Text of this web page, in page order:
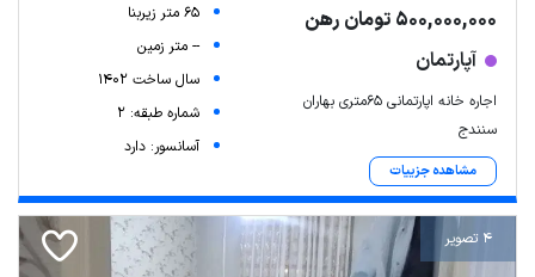
500,000,000 تومان رهن
آپارتمان
اجاره خانه اپارتمانی ۶۵متری بهاران
سنندج
مشاهده جزییات
65 متر زیربنا
-- متر زمین
سال ساخت 1402
شماره طبقه: 2
آسانسور: دارد
4 تصویر